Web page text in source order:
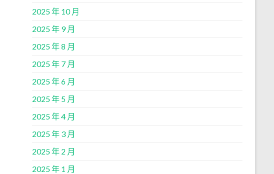
2025 年 10 月
2025 年 9 月
2025 年 8 月
2025 年 7 月
2025 年 6 月
2025 年 5 月
2025 年 4 月
2025 年 3 月
2025 年 2 月
2025 年 1 月